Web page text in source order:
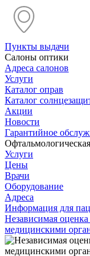
Пункты выдачи
Салоны оптики
Адреса салонов
Услуги
Каталог оправ
Каталог
Акции
Новости
Гарантийное
Услуги
Цены
Врачи
Оборудование
Адреса
Информация для
Независимая оценка
медицинскими